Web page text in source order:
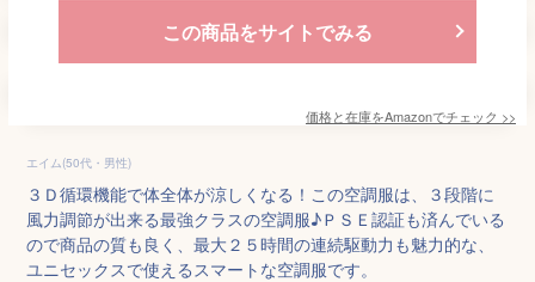
この商品をサイトでみる
価格と在庫をAmazonでチェック >>
エイム(50代・男性)
３Ｄ循環機能で体全体が涼しくなる！この空調服は、３段階に
風力調節が出来る最強クラスの空調服♪ＰＳＥ認証も済んでいる
ので商品の質も良く、最大２５時間の連続駆動力も魅力的な、
ユニセックスで使えるスマートな空調服です。